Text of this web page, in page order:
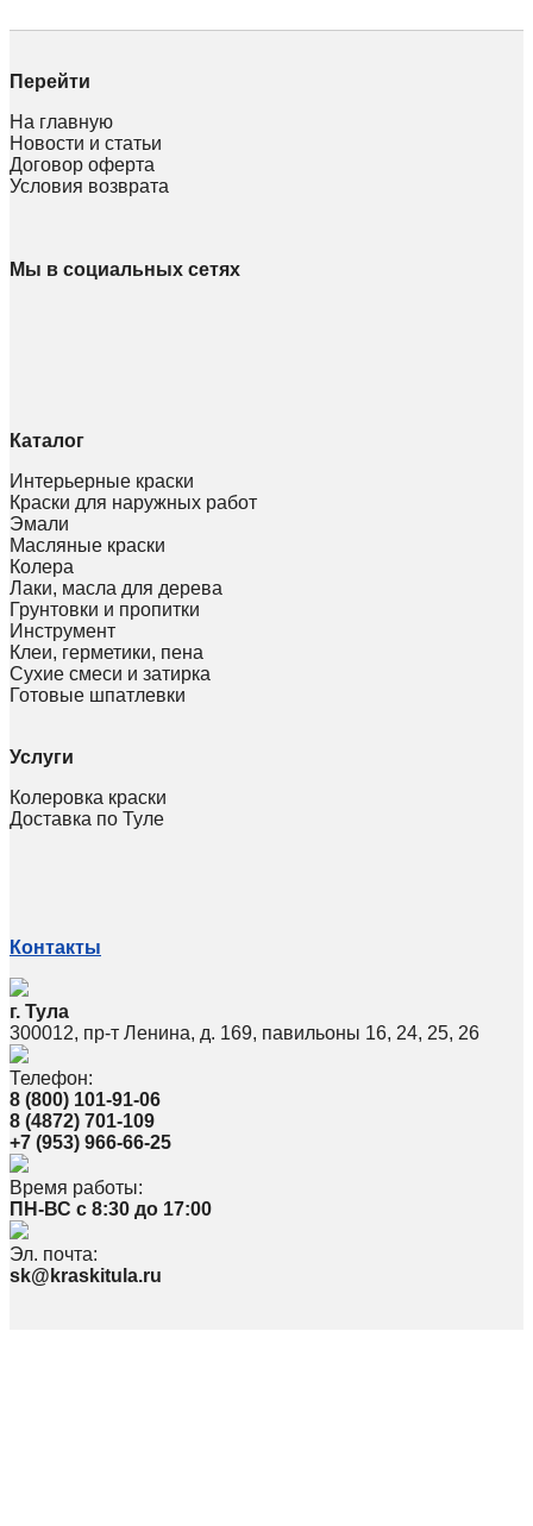
Перейти
На главную
Новости и статьи
Договор оферта
Условия возврата
Мы в социальных сетях
Каталог
Интерьерные краски
Краски для наружных работ
Эмали
Масляные краски
Колера
Лаки, масла для дерева
Грунтовки и пропитки
Инструмент
Клеи, герметики, пена
Сухие смеси и затирка
Готовые шпатлевки
Услуги
Колеровка краски
Доставка по Туле
Контакты
г. Тула
300012, пр-т Ленина, д. 169, павильоны 16, 24, 25, 26
Телефон:
8 (800) 101-91-06
8 (4872) 701-109
+7 (953) 966-66-25
Время работы:
ПН-ВС с 8:30 до 17:00
Эл. почта:
sk@kraskitula.ru